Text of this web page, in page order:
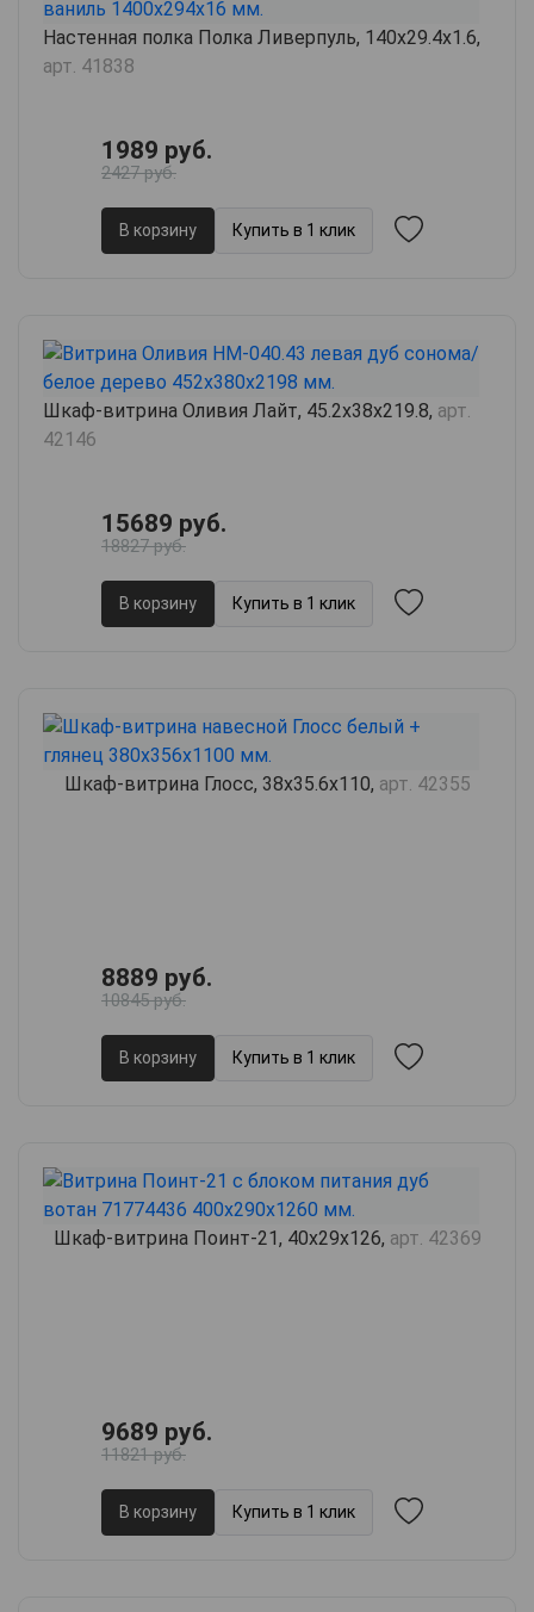
Настенная полка Полка Ливерпуль, 140х29.4х1.6,
арт. 41838
1989 руб.
2427 руб.
В корзину Купить в 1 клик
Шкаф-витрина Оливия Лайт, 45.2х38х219.8, арт.
42146
15689 руб.
18827 руб.
В корзину Купить в 1 клик
Шкаф-витрина Глосс, 38х35.6х110, арт. 42355
8889 руб.
10845 руб.
В корзину Купить в 1 клик
Шкаф-витрина Поинт-21, 40х29х126, арт. 42369
9689 руб.
11821 руб.
В корзину Купить в 1 клик